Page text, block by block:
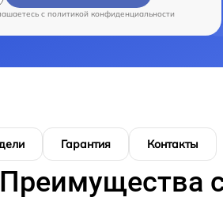
c политикой конфиденциальности
Гарантия Контакты
Преимущества